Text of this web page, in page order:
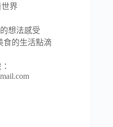
界
想法感受
食的生活點滴